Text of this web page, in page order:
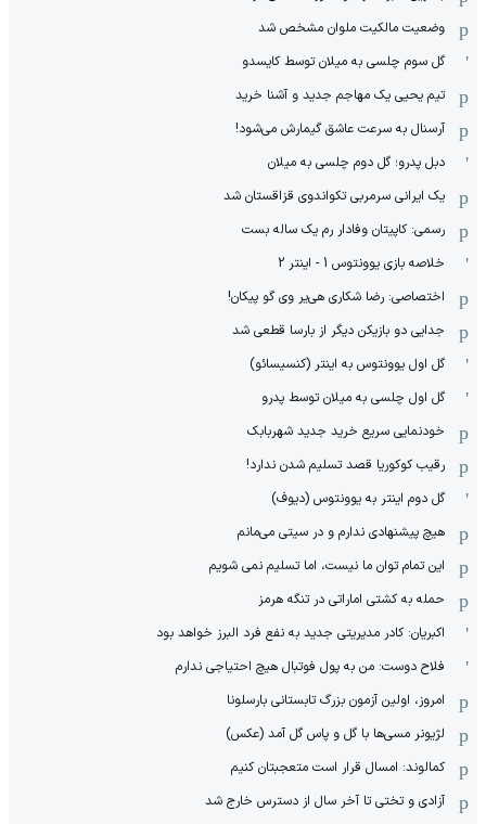
وضعیت مالکیت ملوان مشخص شد
گل سوم چلسی به میلان توسط کایسدو
تیم یحیی یک مهاجم جدید و آشنا خرید
آرسنال به سرعت عاشق گیمارش می‌شود!
دبل پدرو؛ گل دوم چلسی به میلان
یک ایرانی سرمربی تکواندوی قزاقستان شد
رسمی: کاپیتان وفادار رم یک ساله بست
خلاصه بازی یوونتوس 1 - اینتر 2
اختصاصی: رضا شکاری هی‌یر وی‌ گو پیکان!
جدایی دو بازیکن دیگر از بارسا قطعی شد
گل اول یوونتوس به اینتر (کنسیسائو)
گل اول چلسی به میلان توسط پدرو
خودنمایی سریع خرید جدید شهربابک
رقیب کوکوریا قصد تسلیم شدن ندارد!
گل دوم اینتر به یوونتوس (دیوف)
هیچ پیشنهادی ندارم و در سیتی می‌مانم
این تمام توان ما نیست، اما تسلیم نمی شویم
حمله به کشتی اماراتی در تنگه هرمز
اکبریان: کادر مدیریتی جدید به نفع فرد البرز خواهد بود
فلاح دوست: من به پول فوتبال هیچ احتیاجی ندارم
امروز، اولین آزمون بزرگ تابستانی بارسلونا
لژیونر مسی‌ها با گل و پاس گل آمد (عکس)
کمالوند: امسال قرار است متعجبتان کنیم
آزادی و تختی تا آخر سال از دسترس خارج شد